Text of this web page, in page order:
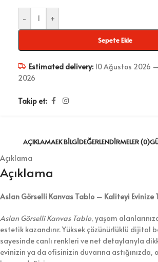
- +
Sepete Ekle
Estimated delivery: 10 Ağustos 2026
2026
Takip et:
AÇIKLAMAEK BILGIDEĞERLENDIRMELER (0)
Açıklama
Açıklama
Aslan Görselli Kanvas Tablo – Kaliteyi Evinize
Aslan Görselli Kanvas Tablo, yaşam
estetik kazandırır. Yüksek çözünürlüklü dijital
sayesinde canlı renkleri ve net detaylarıyla
evinizin ya da ofisinizin duvarına astığınızda,